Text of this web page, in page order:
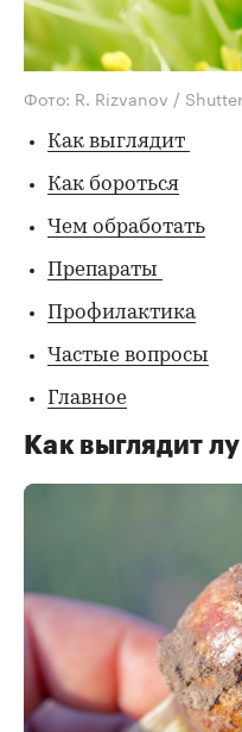
Фото: R. Rizvanov /
Как выглядит
Как бороться
Чем обработать
Препараты
Профилактика
Частые вопросы
Главное
Как выглядит